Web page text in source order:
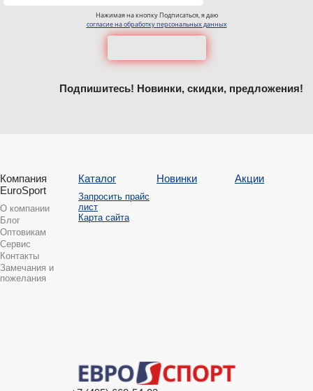
Нажимая на кнопку Подписаться, я даю
согласие на обработку персональных данных
Подпишитесь! Новинки, скидки, предложения!
Компания
EuroSport
О компании
Блог
Оптовикам
Сервис
Контакты
Замечания и
пожелания
Каталог
Запросить прайс
лист
Карта сайта
Новинки Акции